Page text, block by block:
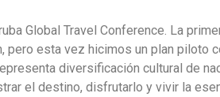
Global Travel Conference. La
pero esta vez hicimos un plan piloto
diversificación cultural de
el destino, disfrutarlo y vivir la